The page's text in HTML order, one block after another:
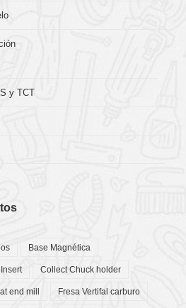
y TCT
Base Magnética
Collect Chuck holder
end mill Fresa Vertifal carburo